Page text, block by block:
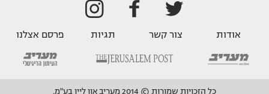
אודות צור קשר תגיות פרסם אצלנו
כל הזכויות שמורות © 2014 מעריב און ליין בע"מ.